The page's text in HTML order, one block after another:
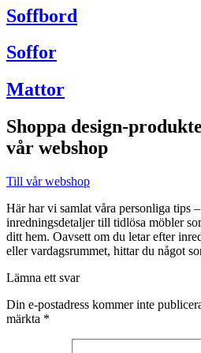
Soffbord
Soffor
Mattor
Shoppa design-
vår webshop
Till vår webshop
Här har vi samlat våra personliga tips
inredningsdetaljer till tidlösa möbler
ditt hem. Oavsett om du letar efter
eller vardagsrummet, hittar du något
Lämna ett svar
Din e-postadress kommer inte
märkta *